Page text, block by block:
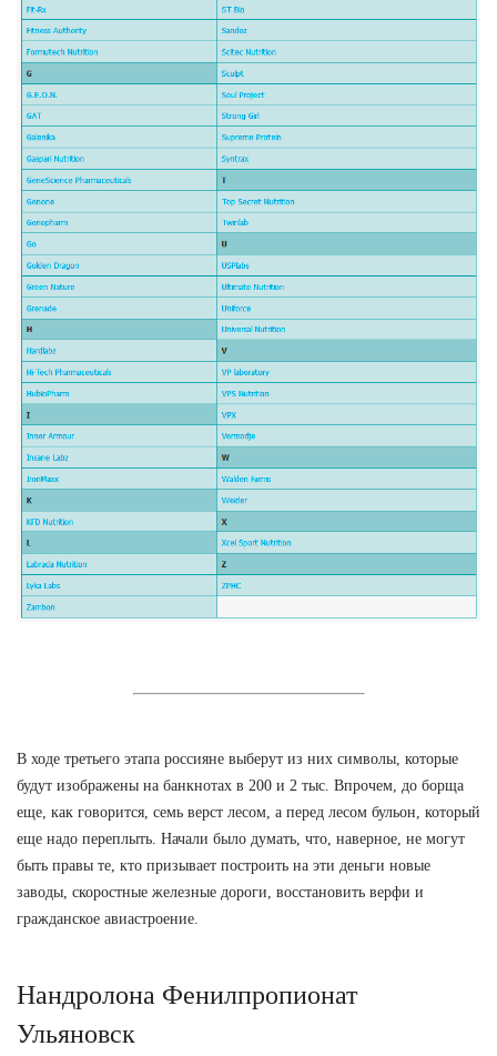
В ходе третьего этапа россияне выберут из них символы, которые
будут изображены на банкнотах в 200 и 2 тыс. Впрочем, до борща
еще, как говорится, семь верст лесом, а перед лесом бульон, который
еще надо переплыть. Начали было думать, что, наверное, не могут
быть правы те, кто призывает построить на эти деньги новые
заводы, скоростные железные дороги, восстановить верфи и
гражданское авиастроение.
Нандролона Фенилпропионат
Ульяновск